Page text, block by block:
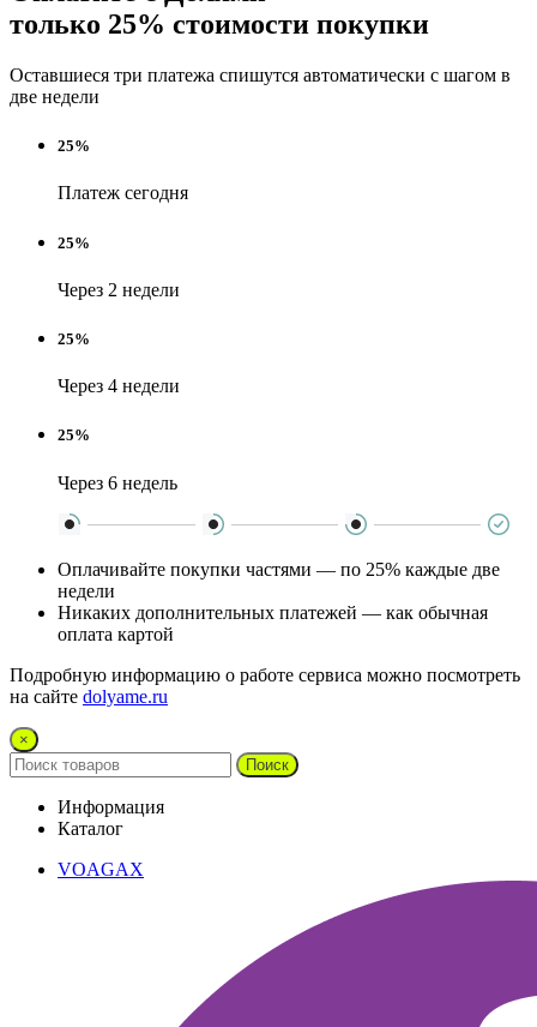
только 25% стоимости покупки
Оставшиеся три платежа спишутся автоматически с шагом в
две недели
25%
Платеж сегодня
25%
Через 2 недели
25%
Через 4 недели
25%
Через 6 недель
Оплачивайте покупки частями — по 25% каждые две
недели
Никаких дополнительных платежей — как обычная
оплата картой
Подробную информацию о работе сервиса можно посмотреть
на сайте dolyame.ru
×
Поиск
Информация
Каталог
VOAGAX